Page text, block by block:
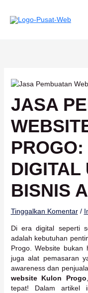
konten
JASA
DIGITAL
BISNIS
Tinggalkan Komentar /
Di era digital seperti
adalah kebutuhan
Progo. Website bukan
juga alat pemasaran
awareness dan
website Kulon Progo
tepat! Dalam artikel